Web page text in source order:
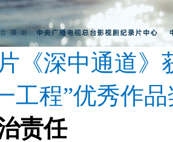
《深中通道》
工程”优秀作品
责任